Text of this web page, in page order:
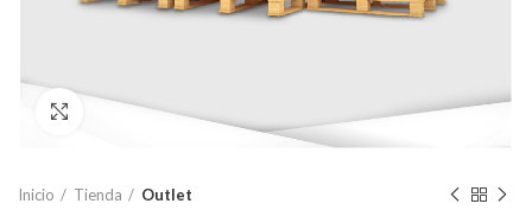
Click to enlarge
Inicio Tienda Outlet